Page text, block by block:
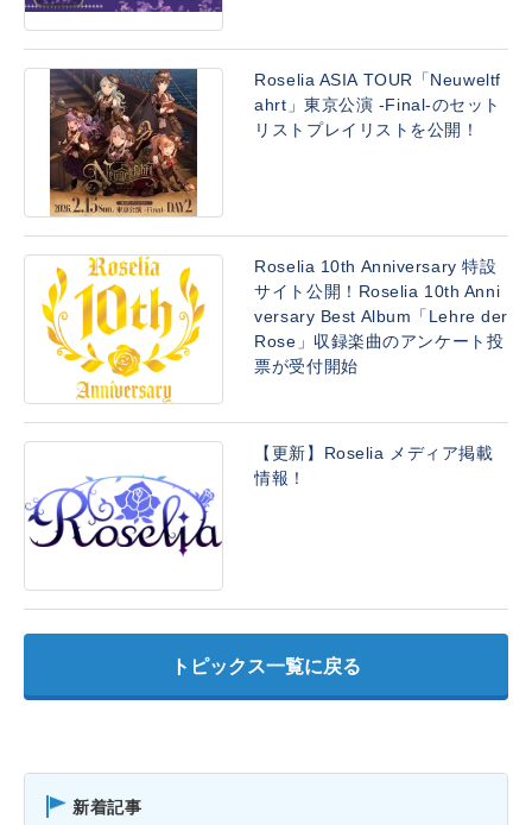
Roselia ASIA TOUR「Neuweltf
ahrt」東京公演 -Final-のセット
リストプレイリストを公開！
Roselia 10th Anniversary 特設
サイト公開！Roselia 10th Anni
versary Best Album「Lehre der
Rose」収録楽曲のアンケート投
票が受付開始
【更新】Roselia メディア掲載
情報！
トピックス一覧に戻る
新着記事